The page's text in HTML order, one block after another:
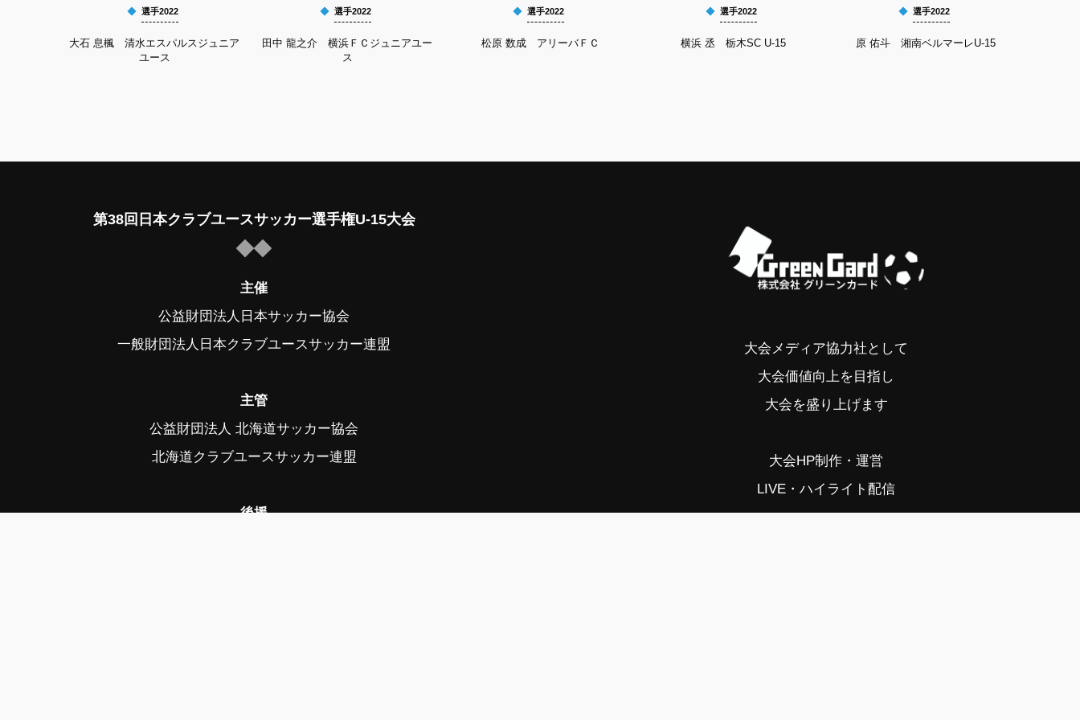
選手2022
大石 息楓 清水エスパルスジュニア
ユース
選手2022
田中 龍之介 横浜ＦＣジュニアユー
ス
選手2022
松原 数成 アリーバＦＣ
選手2022
横浜 丞 栃木SC U-15
選手2022
原 佑斗 湘南ベルマーレU-15
第38回日本クラブユースサッカー選手権U-15大会
主催
公益財団法人日本サッカー協会
一般財団法人日本クラブユースサッカー連盟
主管
公益財団法人 北海道サッカー協会
北海道クラブユースサッカー連盟
後援
大会メディア協力社として
大会価値向上を目指し
大会を盛り上げます
大会HP制作・運営
LIVE・ハイライト配信